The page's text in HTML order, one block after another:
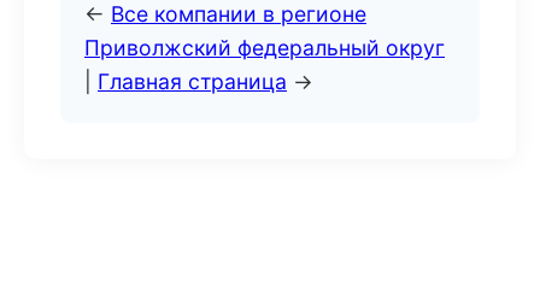
← Все компании в регионе
Приволжский федеральный округ
Главная страница →